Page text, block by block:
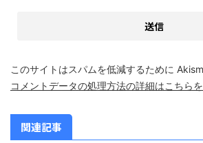
このサイトはスパムを低減するために
コメントデータの処理方法の詳細はこちら
関連記事